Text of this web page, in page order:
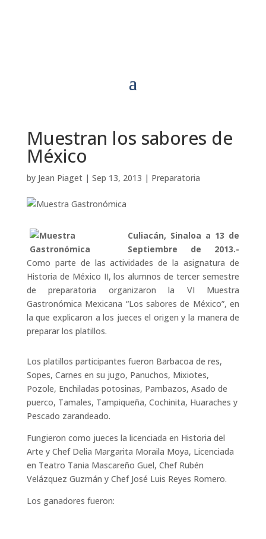
Muestran los sabores de
México
by Jean Piaget| Sep 13, 2013 | Preparatoria
Culiacán, Sinaloa a 13 de
Septiembre de 2013.-
Como parte de las actividades de la asignatura de
Historia de México II, los alumnos de tercer semestre
de preparatoria organizaron la VI Muestra
Gastronómica Mexicana “Los sabores de México”, en
la que explicaron a los jueces el origen y la manera de
preparar los platillos.
Los platillos participantes fueron Barbacoa de res,
Sopes, Carnes en su jugo, Panuchos, Mixiotes,
Pozole, Enchiladas potosinas, Pambazos, Asado de
puerco, Tamales, Tampiqueña, Cochinita, Huaraches y
Pescado zarandeado.
Fungieron como jueces la licenciada en Historia del
Arte y Chef Delia Margarita Moraila Moya, Licenciada
en Teatro Tania Mascareño Guel, Chef Rubén
Velázquez Guzmán y Chef José Luis Reyes Romero.
Los ganadores fueron: